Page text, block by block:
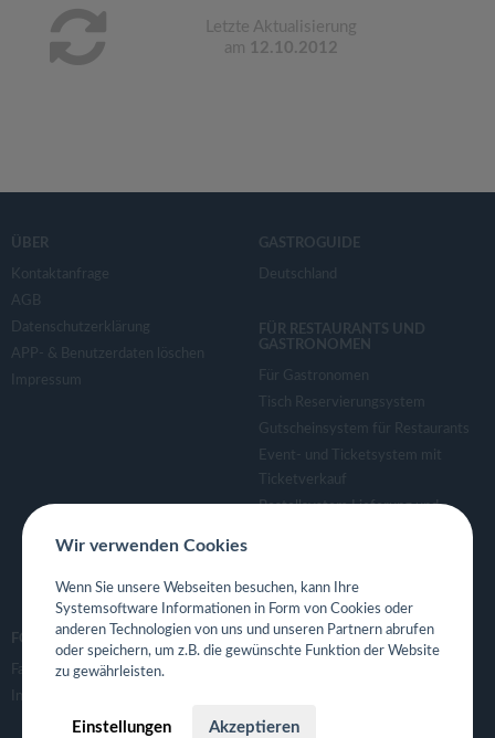
Letzte Aktualisierung
am 12.10.2012
ÜBER
Kontaktanfrage
AGB
Datenschutzerklärung
APP- & Benutzerdaten löschen
Impressum
GASTROGUIDE
Deutschland
FÜR RESTAURANTS UND
GASTRONOMEN
Für Gastronomen
Tisch Reservierungsystem
Gutscheinsystem für Restaurants
Event- und Ticketsystem mit
Ticketverkauf
Bestellsystem Lieferung und
Eigene App für Restaurant
FOLGE UNS
Facebook
Instagram
Wir verwenden Cookies
Wenn Sie unsere Webseiten besuchen, kann Ihre
Systemsoftware Informationen in Form von Cookies oder
anderen Technologien von uns und unseren Partnern abrufen
oder speichern, um z.B. die gewünschte Funktion der Website
zu gewährleisten.
Einstellungen Akzeptieren